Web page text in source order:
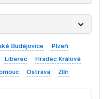
Budějovice
Plzeň
Liberec
Hradec Králové
Ostrava Zlín